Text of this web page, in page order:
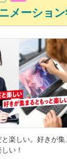
メーショ
楽しい。好きが集
い！